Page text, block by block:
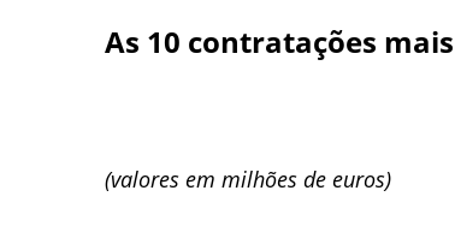
As 10 contratações
(valores em milhões de euros)